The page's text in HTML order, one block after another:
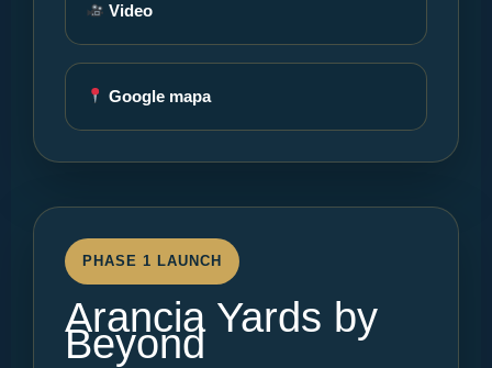
Video
Google mapa
PHASE 1 LAUNCH
Arancia Yards by
Beyond